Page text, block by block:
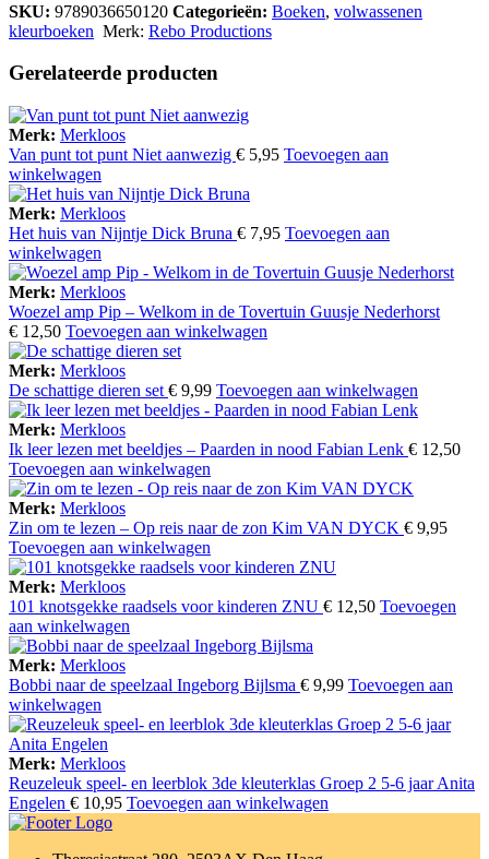
SKU: 9789036650120 Categorieën: Boeken, volwassenen
kleurboeken Merk: Rebo Productions
Gerelateerde producten
Merk: Merkloos
Van punt tot punt Niet aanwezig € 5,95 Toevoegen aan
winkelwagen
Merk: Merkloos
Het huis van Nijntje Dick Bruna € 7,95 Toevoegen aan
winkelwagen
Merk: Merkloos
Woezel amp Pip – Welkom in de Tovertuin Guusje Nederhorst
€ 12,50 Toevoegen aan winkelwagen
Merk: Merkloos
De schattige dieren set € 9,99 Toevoegen aan winkelwagen
Merk: Merkloos
Ik leer lezen met beeldjes – Paarden in nood Fabian Lenk € 12,50
Toevoegen aan winkelwagen
Merk: Merkloos
Zin om te lezen – Op reis naar de zon Kim VAN DYCK € 9,95
Toevoegen aan winkelwagen
Merk: Merkloos
101 knotsgekke raadsels voor kinderen ZNU € 12,50 Toevoegen
aan winkelwagen
Merk: Merkloos
Bobbi naar de speelzaal Ingeborg Bijlsma € 9,99 Toevoegen aan
winkelwagen
Merk: Merkloos
Reuzeleuk speel- en leerblok 3de kleuterklas Groep 2 5-6 jaar Anita
Engelen € 10,95 Toevoegen aan winkelwagen